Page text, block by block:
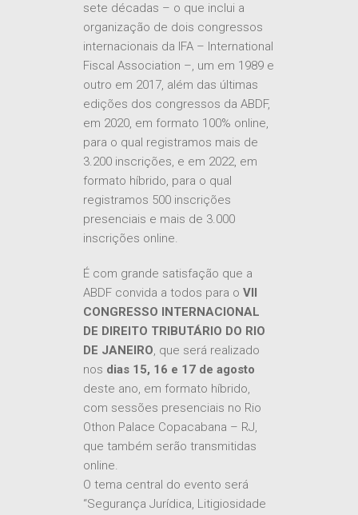
sete décadas – o que inclui a
organização de dois congressos
internacionais da IFA – International
Fiscal Association –, um em 1989 e
outro em 2017, além das últimas
edições dos congressos da ABDF,
em 2020, em formato 100% online,
para o qual registramos mais de
3.200 inscrições, e em 2022, em
formato híbrido, para o qual
registramos 500 inscrições
presenciais e mais de 3.000
inscrições online.
É com grande satisfação que a
ABDF convida a todos para o VII
CONGRESSO INTERNACIONAL
DE DIREITO TRIBUTÁRIO DO RIO
DE JANEIRO, que será realizado
nos dias 15, 16 e 17 de agosto
deste ano, em formato híbrido,
com sessões presenciais no Rio
Othon Palace Copacabana – RJ,
que também serão transmitidas
online.
O tema central do evento será
“Segurança Jurídica, Litigiosidade